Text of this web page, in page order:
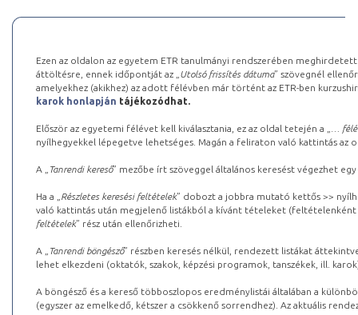
Ezen az oldalon az egyetem ETR tanulmányi rendszerében
áttöltésre, ennek időpontját az „ Utolsó frissítés dátuma” szövegnél
amelyekhez (akikhez) az adott félévben már történt az ETR-ben
karok honlapján tájékozódhat.
Először az egyetemi félévet kell kiválasztania, ez az oldal tetején a „
…
nyílhegyekkel lépegetve lehetséges. Magán a feliraton való kattintás az
A „ Tanrendi kereső” mezőbe írt szöveggel általános keresést végezhet
Ha a „ Részletes keresési feltételek” dobozt a jobbra mutató kettős >>
való kattintás után megjelenő listákból a kívánt tételeket (feltételenként
feltételek” rész után ellenőrizheti.
A „ Tanrendi böngésző” részben keresés nélkül, rendezett listákat
lehet elkezdeni (oktatók, szakok, képzési programok, tanszékek, ill.
A böngésző és a kereső többoszlopos eredménylistái általában a
(egyszer az emelkedő, kétszer a csökkenő sorrendhez). Az aktuális